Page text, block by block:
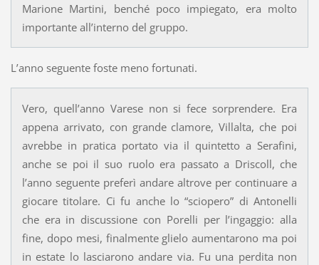
Marione Martini, benché poco impiegato, era molto
importante all’interno del gruppo.
L’anno seguente foste meno fortunati.
Vero, quell’anno Varese non si fece sorprendere. Era
appena arrivato, con grande clamore, Villalta, che poi
avrebbe in pratica portato via il quintetto a Serafini,
anche se poi il suo ruolo era passato a Driscoll, che
l’anno seguente preferì andare altrove per continuare a
giocare titolare. Ci fu anche lo “sciopero” di Antonelli
che era in discussione con Porelli per l’ingaggio: alla
fine, dopo mesi, finalmente glielo aumentarono ma poi
in estate lo lasciarono andare via. Fu una perdita non